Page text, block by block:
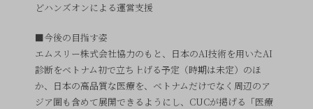
どハンズオンによる運営支援
■今後の目指す姿
エムスリー株式会社協力のもと、日本のAI技術を用いたAI
診断をベトナム初で立ち上げる予定（時期は未定）のほ
か、日本の高品質な医療を、ベトナムだけでなく周辺のア
ジア圏も含めて展開できるようにし、CUCが掲げる「医療